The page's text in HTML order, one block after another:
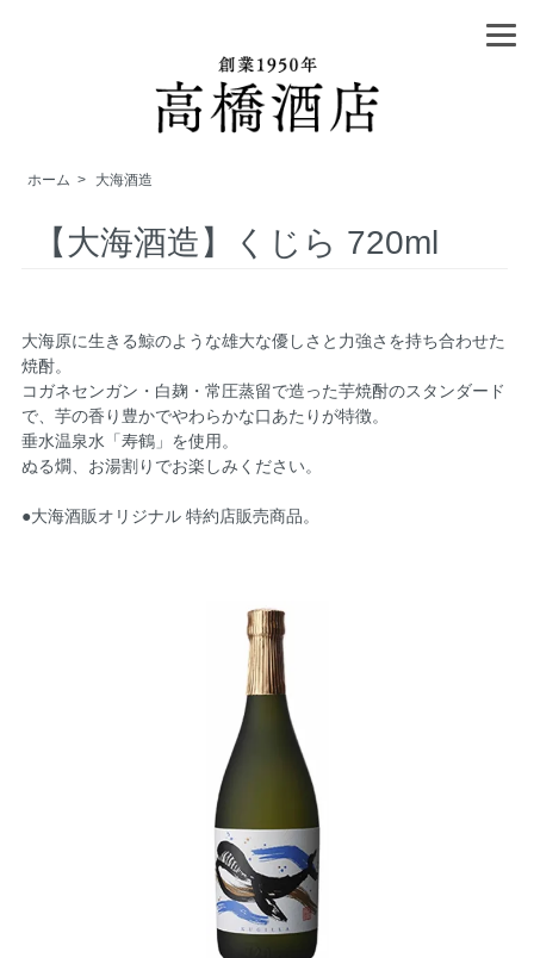
ホーム > 大海酒造
【大海酒造】くじら 720ml
大海原に生きる鯨のような雄大な優しさと力強さを持ち合わせた
焼酎。
コガネセンガン・白麹・常圧蒸留で造った芋焼酎のスタンダード
で、芋の香り豊かでやわらかな口あたりが特徴。
垂水温泉水「寿鶴」を使用。
ぬる燗、お湯割りでお楽しみください。
●大海酒販オリジナル 特約店販売商品。